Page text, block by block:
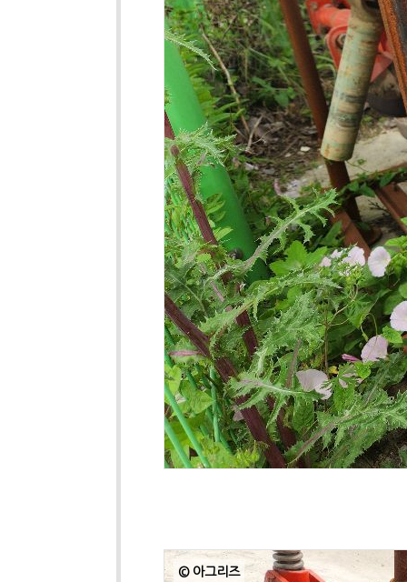
© 아그리즈